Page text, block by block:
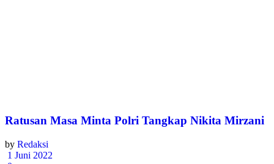
Ratusan Masa Minta Polri Tangkap Nikita Mirzani
by Redaksi
1 Juni 2022